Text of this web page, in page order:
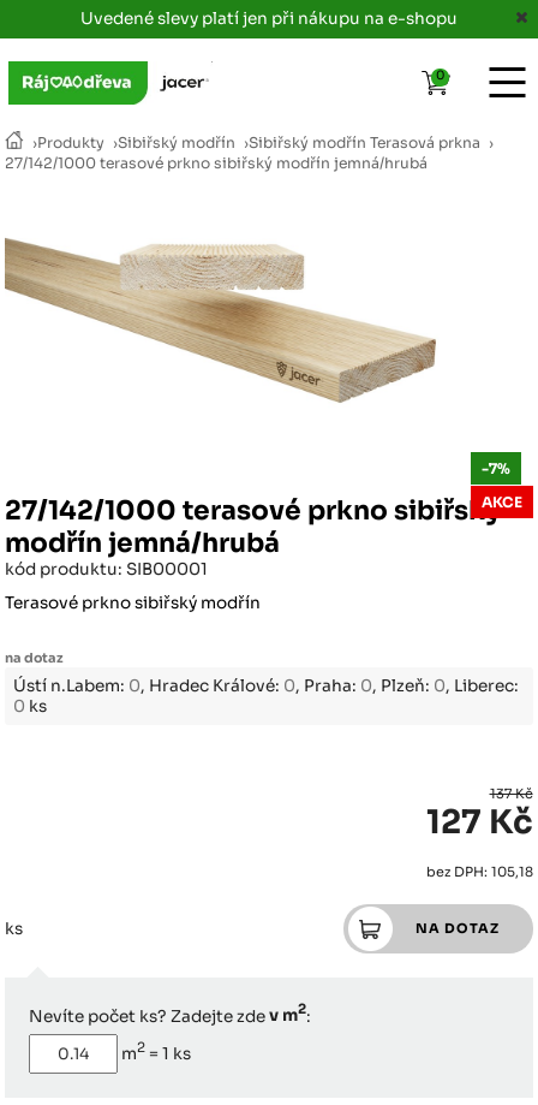
Uvedené slevy platí jen při nákupu na e-shopu
›Produkty ›Sibiřský modřín ›Sibiřský modřín Terasová prkna ›
27/142/1000 terasové prkno sibiřský modřín jemná/hrubá
27/142/1000 terasové prkno sibiřský
modřín jemná/hrubá
kód produktu: SIB00001
Terasové prkno sibiřský modřín
na dotaz
Ústí n.Labem: 0, Hradec Králové: 0, Praha: 0, Plzeň: 0, Liberec:
0 ks
-7%
AKCE
137 Kč
127 Kč
bez DPH: 105,18
ks
Nevíte počet ks? Zadejte zdev m2:
m2 =1 ks
0